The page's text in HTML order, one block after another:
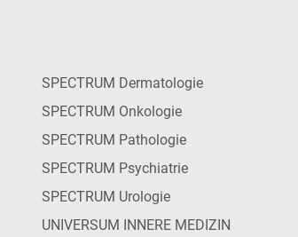
SPECTRUM Dermatologie
SPECTRUM Onkologie
SPECTRUM Pathologie
SPECTRUM Psychiatrie
SPECTRUM Urologie
UNIVERSUM INNERE MEDIZIN